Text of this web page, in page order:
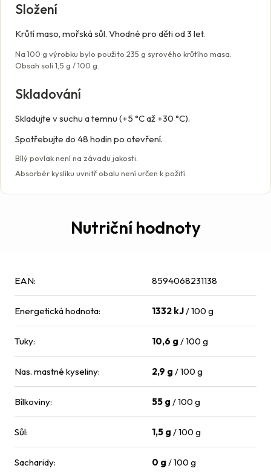
Složení
Krůtí maso, mořská sůl. Vhodné pro děti od 3 let.
Na 100 g výrobku bylo použito 235 g syrového krůtího masa.
Obsah soli 1,5 g / 100 g.
Skladování
Skladujte v suchu a temnu (+5 °C až +30 °C).
Spotřebujte do 48 hodin po otevření.
Bílý povlak není na závadu jakosti.
Absorbér kyslíku uvnitř obalu není určen k požití.
Nutriční hodnoty
EAN: 8594068231138
Energetická hodnota: 1332 kJ/ 100 g
Tuky: 10,6 g / 100 g
Nas. mastné kyseliny: 2,9 g / 100 g
Bílkoviny: 55 g / 100 g
Sůl: 1,5 g / 100 g
Sacharidy: 0 g / 100 g